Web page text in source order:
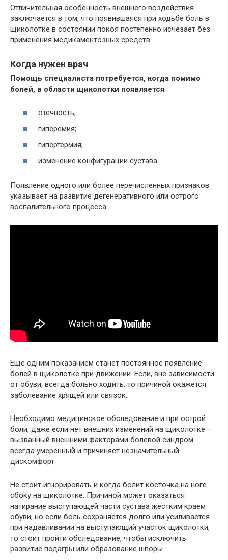
Отличительная особенность внешнего воздействия
заключается в том, что появившаяся при ходьбе боль в
щиколотке в состоянии покоя постепенно исчезает без
применения медикаментозных средств.
Когда нужен врач
Помощь специалиста потребуется, когда помимо
болей, в области щиколотки появляется:
отечность;
гиперемия;
гипертермия;
изменение конфигурации сустава.
Появление одного или более перечисленных признаков
указывает на развитие дегенеративного или острого
воспалительного процесса.
Еще одним показанием станет постоянное появление
болей в щиколотке при движении. Если, вне зависимости
от обуви, всегда больно ходить, то причиной окажется
заболевание хрящей или связок.
Необходимо медицинское обследование и при острой
боли, даже если нет внешних изменений на щиколотке –
вызванный внешними факторами болевой синдром
всегда умеренный и причиняет незначительный
дискомфорт.
Не стоит игнорировать и когда болит косточка на ноге
сбоку на щиколотке. Причиной может оказаться
натирание выступающей части сустава жестким краем
обуви, но если боль сохраняется долго или усиливается
при надавливании на выступающий участок щиколотки,
то стоит пройти обследование, чтобы исключить
развитие подагры или образование шпоры.